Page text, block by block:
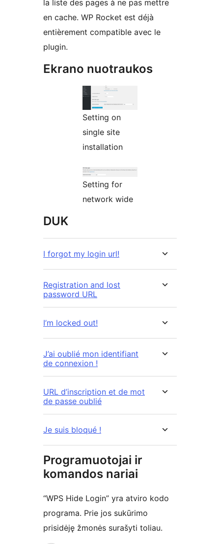
la liste des pages à ne pas mettre
en cache. WP Rocket est déjà
entièrement compatible avec le
plugin.
Ekrano nuotraukos
Setting on
single site
installation
Setting for
network wide
DUK
I forgot my login url!
Registration and lost
password URL
I’m locked out!
J’ai oublié mon identifiant
de connexion !
URL d’inscription et de mot
de passe oublié
Je suis bloqué !
Programuotojai ir
komandos nariai
“WPS Hide Login” yra atviro kodo
programa. Prie jos sukūrimo
prisidėję žmonės surašyti toliau.